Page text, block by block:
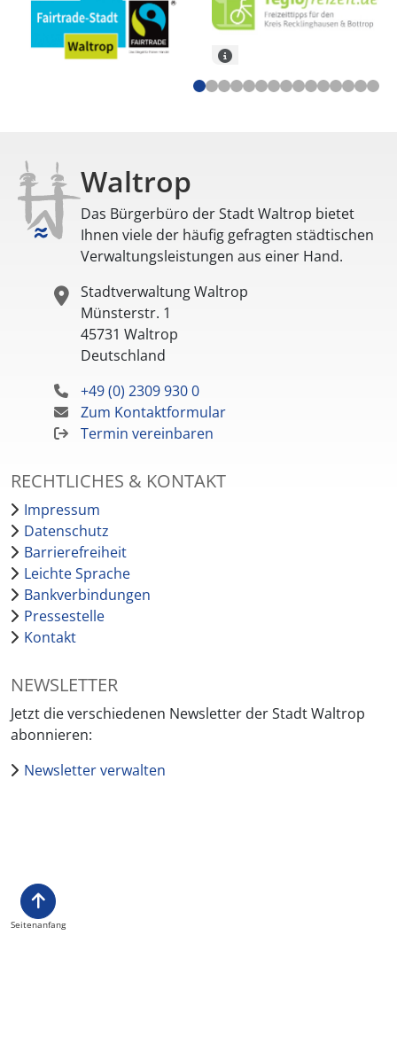
Waltrop
Das Bürgerbüro der Stadt Waltrop bietet
Ihnen viele der häufig gefragten städtischen
Verwaltungsleistungen aus einer Hand.
Stadtverwaltung Waltrop
Münsterstr. 1
45731 Waltrop
Deutschland
+49 (0) 2309 930 0
Zum Kontaktformular
Termin vereinbaren
RECHTLICHES & KONTAKT
Impressum
Datenschutz
Barrierefreiheit
Leichte Sprache
Bankverbindungen
Pressestelle
Kontakt
NEWSLETTER
Jetzt die verschiedenen Newsletter der Stadt Waltrop
abonnieren:
Newsletter verwalten
Seitenanfang